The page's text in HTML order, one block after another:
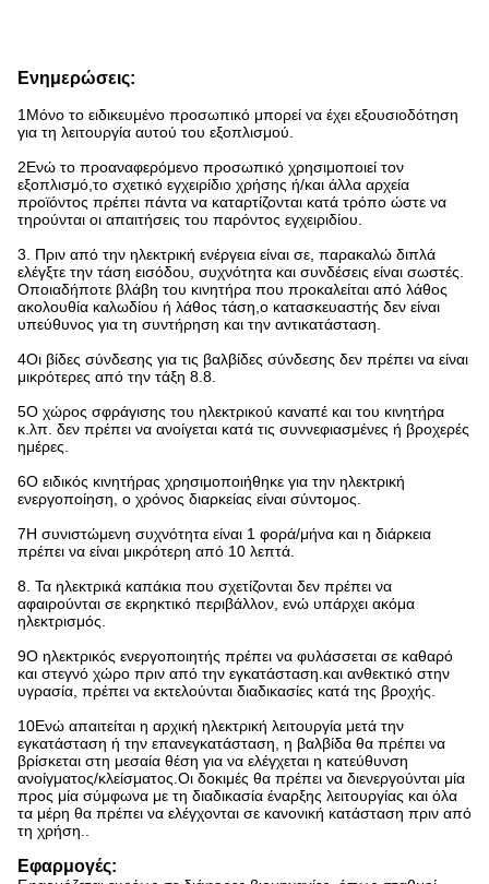
Ενημερώσεις:
1Μόνο το ειδικευμένο προσωπικό μπορεί να έχει εξουσιοδότηση
για τη λειτουργία αυτού του εξοπλισμού.
2Ενώ το προαναφερόμενο προσωπικό χρησιμοποιεί τον
εξοπλισμό,το σχετικό εγχειρίδιο χρήσης ή/και άλλα αρχεία
προϊόντος πρέπει πάντα να καταρτίζονται κατά τρόπο ώστε να
τηρούνται οι απαιτήσεις του παρόντος εγχειριδίου.
3. Πριν από την ηλεκτρική ενέργεια είναι σε, παρακαλώ διπλά
ελέγξτε την τάση εισόδου, συχνότητα και συνδέσεις είναι σωστές.
Οποιαδήποτε βλάβη του κινητήρα που προκαλείται από λάθος
ακολουθία καλωδίου ή λάθος τάση,ο κατασκευαστής δεν είναι
υπεύθυνος για τη συντήρηση και την αντικατάσταση.
4Οι βίδες σύνδεσης για τις βαλβίδες σύνδεσης δεν πρέπει να είναι
μικρότερες από την τάξη 8.8.
5Ο χώρος σφράγισης του ηλεκτρικού καναπέ και του κινητήρα
κ.λπ. δεν πρέπει να ανοίγεται κατά τις συννεφιασμένες ή βροχερές
ημέρες.
6Ο ειδικός κινητήρας χρησιμοποιήθηκε για την ηλεκτρική
ενεργοποίηση, ο χρόνος διαρκείας είναι σύντομος.
7Η συνιστώμενη συχνότητα είναι 1 φορά/μήνα και η διάρκεια
πρέπει να είναι μικρότερη από 10 λεπτά.
8. Τα ηλεκτρικά καπάκια που σχετίζονται δεν πρέπει να
αφαιρούνται σε εκρηκτικό περιβάλλον, ενώ υπάρχει ακόμα
ηλεκτρισμός.
9Ο ηλεκτρικός ενεργοποιητής πρέπει να φυλάσσεται σε καθαρό
και στεγνό χώρο πριν από την εγκατάσταση.και ανθεκτικό στην
υγρασία, πρέπει να εκτελούνται διαδικασίες κατά της βροχής.
10Ενώ απαιτείται η αρχική ηλεκτρική λειτουργία μετά την
εγκατάσταση ή την επανεγκατάσταση, η βαλβίδα θα πρέπει να
βρίσκεται στη μεσαία θέση για να ελέγχεται η κατεύθυνση
ανοίγματος/κλείσματος.Οι δοκιμές θα πρέπει να διενεργούνται μία
προς μία σύμφωνα με τη διαδικασία έναρξης λειτουργίας και όλα
τα μέρη θα πρέπει να ελέγχονται σε κανονική κατάσταση πριν από
τη χρήση..
Εφαρμογές: